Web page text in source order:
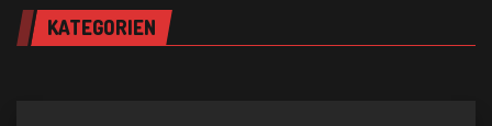
KATEGORIEN